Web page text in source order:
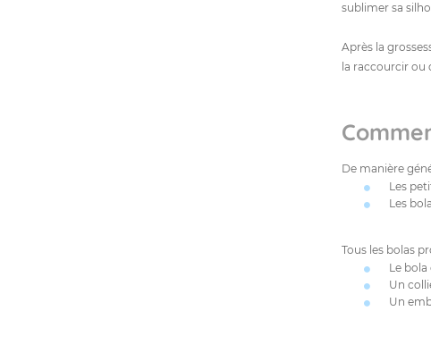
sublimer sa
Après la
la raccourcir ou
De manière
Les
Les
Tous les bolas
Le
Un
Un